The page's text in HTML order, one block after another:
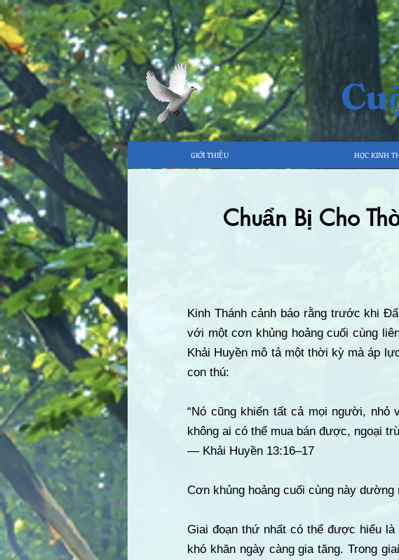
GIỚI THIỆU HỌC KINH
Chuẩn Bị Cho
Kinh Thánh cảnh báo rằng trước khi
với một cơn khủng hoảng cuối cùng
Khải Huyền mô tả một thời kỳ mà áp
con thú:
“Nó cũng khiến tất cả mọi người,
không ai có thể mua bán được, ngoại
— Khải Huyền 13:16–17
Cơn khủng hoảng cuối cùng này
Giai đoạn thứ nhất có thể được hiểu
khó khăn ngày càng gia tăng. Trong